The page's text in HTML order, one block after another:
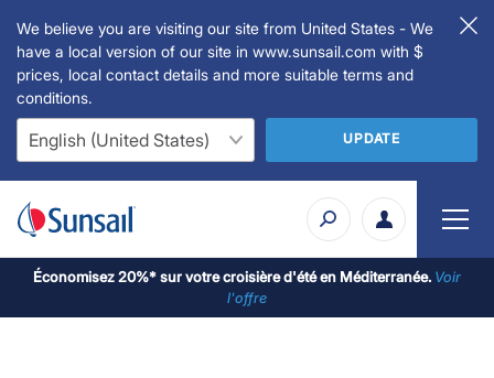
We believe you are visiting our site from United States - We
have a local version of our site in www.sunsail.com with $
prices, local contact details and more suitable terms and
conditions.
UPDATE
Économisez 20%* sur votre croisière d'été en Méditerranée. Voir
l'offre